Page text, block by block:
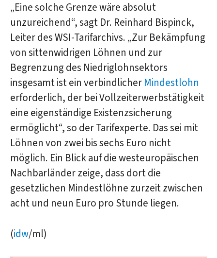
„Eine solche Grenze wäre absolut
unzureichend“, sagt Dr. Reinhard Bispinck,
Leiter des WSI-Tarifarchivs. „Zur Bekämpfung
von sittenwidrigen Löhnen und zur
Begrenzung des Niedriglohnsektors
insgesamt ist ein verbindlicher Mindestlohn
erforderlich, der bei Vollzeiterwerbstätigkeit
eine eigenständige Existenzsicherung
ermöglicht“, so der Tarifexperte. Das sei mit
Löhnen von zwei bis sechs Euro nicht
möglich. Ein Blick auf die westeuropäischen
Nachbarländer zeige, dass dort die
gesetzlichen Mindestlöhne zurzeit zwischen
acht und neun Euro pro Stunde liegen.
(idw/ml)